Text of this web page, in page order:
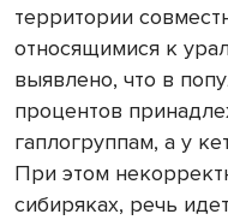
территории
относящимися к
выявлено, что в
процентов
гаплогруппам, а у
При этом
сибиряках, речь